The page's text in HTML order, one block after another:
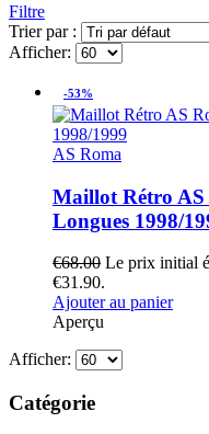
Filtre
Trier par :
Afficher:
-53%
AS Roma
Maillot Rétro AS
Longues 1998/
€68.00 Le prix initial
€31.90.
Ajouter au panier
Aperçu
Afficher:
Catégorie